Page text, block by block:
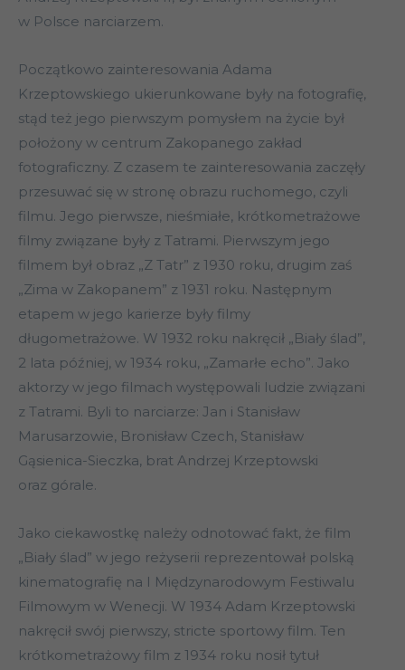
w Polsce narciarzem.
Początkowo zainteresowania Adama
Krzeptowskiego ukierunkowane były na fotografię,
stąd też jego pierwszym pomysłem na życie był
położony w centrum Zakopanego zakład
fotograficzny. Z czasem te zainteresowania zaczęły
przesuwać się w stronę obrazu ruchomego, czyli
filmu. Jego pierwsze, nieśmiałe, krótkometrażowe
filmy związane były z Tatrami. Pierwszym jego
filmem był obraz „Z Tatr” z 1930 roku, drugim zaś
„Zima w Zakopanem” z 1931 roku. Następnym
etapem w jego karierze były filmy
długometrażowe. W 1932 roku nakręcił „Biały ślad”,
2 lata później, w 1934 roku, „Zamarłe echo”. Jako
aktorzy w jego filmach występowali ludzie związani
z Tatrami. Byli to narciarze: Jan i Stanisław
Marusarzowie, Bronisław Czech, Stanisław
Gąsienica-Sieczka, brat Andrzej Krzeptowski
oraz górale.
Jako ciekawostkę należy odnotować fakt, że film
„Biały ślad” w jego reżyserii reprezentował polską
kinematografię na I Międzynarodowym Festiwalu
Filmowym w Wenecji. W 1934 Adam Krzeptowski
nakręcił swój pierwszy, stricte sportowy film. Ten
krótkometrażowy film z 1934 roku nosił tytuł